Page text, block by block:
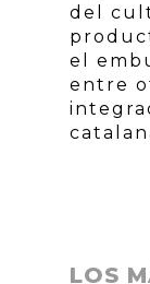
del
el
entre
LOS